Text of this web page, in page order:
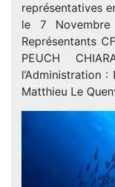
représentatives
le 7
Représentants
PEUCH
l’Administration :
Matthieu Le